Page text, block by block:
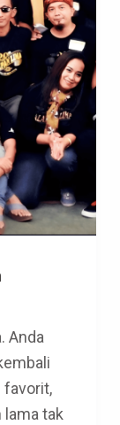
Anda
favorit,
lama tak